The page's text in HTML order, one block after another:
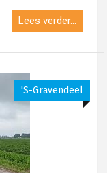
Lees verder...
's-Gravendeel